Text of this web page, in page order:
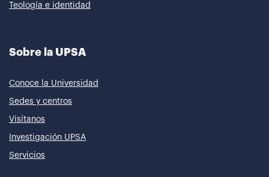
Teología e identidad
Sobre la UPSA
Conoce la Universidad
Sedes y centros
Visítanos
Investigación UPSA
Servicios